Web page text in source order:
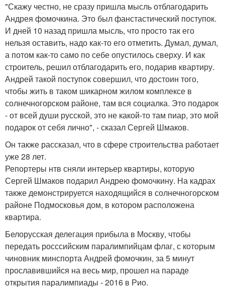
"Скажу честно, не сразу пришла мысль отблагодарить
Андрея фомочкина. Это был фанстастический поступок.
И дней 10 назад пришла мысль, что просто так его
нельзя оставить, надо как-то его отметить. Думал, думал,
а потом как-то само по себе опустилось сверху. И как
строитель, решил отблагодарить его, подарив квартиру.
Андрей такой поступок совершил, что достоин того,
чтобы жить в таком шикарном жилом комплексе в
солнечногорском районе, там вся социалка. Это подарок
- от всей души русской, это не какой-то там пиар, это мой
подарок от себя лично", - сказал Сергей Шмаков.
Он также рассказал, что в сфере строительства работает
уже 28 лет.
Репортеры нтв сняли интерьер квартиры, которую
Сергей Шмаков подарил Андрею фомочкину. На кадрах
также демонстрируется находящийся в солнечногорском
районе Подмосковья дом, в котором расположена
квартира.
Белорусская делегация прибыла в Москву, чтобы
передать росссийским паралимпийцам флаг, с которым
чиновник минспорта Андрей фомочкин, за 5 минут
прославившийся на весь мир, прошел на параде
открытия паралимпиады - 2016 в Рио.